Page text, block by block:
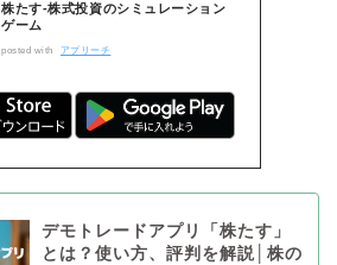
株たす-株式投資のシミュレーション
ゲーム
posted with アプリーチ
デモトレードアプリ「株たす」
とは？使い方、評判を解説│株の